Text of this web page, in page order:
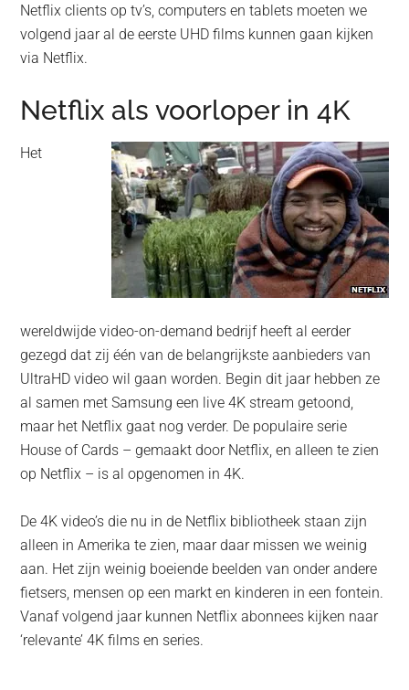
Netflix clients op tv’s, computers en tablets moeten we
volgend jaar al de eerste UHD films kunnen gaan kijken
via Netflix.
Netflix als voorloper in 4K
Het
wereldwijde video-on-demand bedrijf heeft al eerder
gezegd dat zij één van de belangrijkste aanbieders van
UltraHD video wil gaan worden. Begin dit jaar hebben ze
al samen met Samsung een live 4K stream getoond,
maar het Netflix gaat nog verder. De populaire serie
House of Cards – gemaakt door Netflix, en alleen te zien
op Netflix – is al opgenomen in 4K.
De 4K video’s die nu in de Netflix bibliotheek staan zijn
alleen in Amerika te zien, maar daar missen we weinig
aan. Het zijn weinig boeiende beelden van onder andere
fietsers, mensen op een markt en kinderen in een fontein.
Vanaf volgend jaar kunnen Netflix abonnees kijken naar
‘relevante’ 4K films en series.